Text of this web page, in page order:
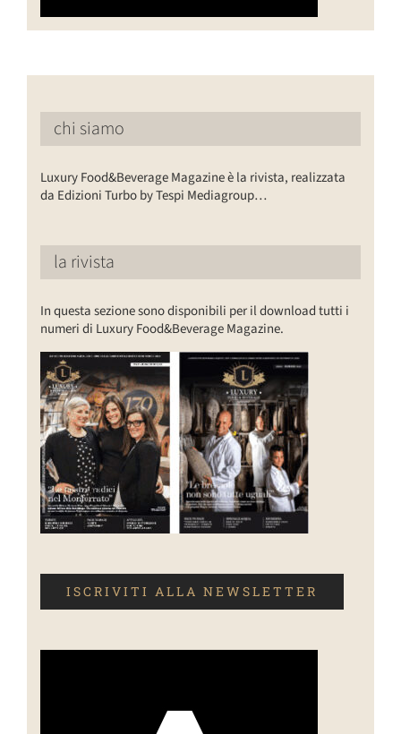
chi siamo
Luxury Food&Beverage Magazine è la rivista, realizzata
da Edizioni Turbo by Tespi Mediagroup…
la rivista
In questa sezione sono disponibili per il download tutti i
numeri di Luxury Food&Beverage Magazine.
ISCRIVITI ALLA NEWSLETTER